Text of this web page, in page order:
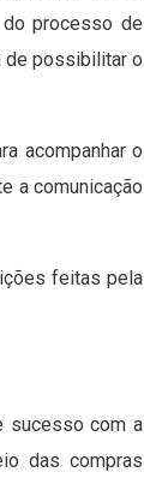
do processo de
de possibilitar o
acompanhar o
a comunicação
feitas pela
sucesso com a
das compras